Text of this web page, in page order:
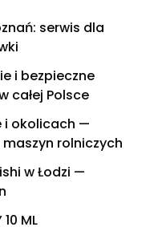
serwis dla
i bezpieczne
całej Polsce
i okolicach —
rolniczych
w Łodzi —
10 ML